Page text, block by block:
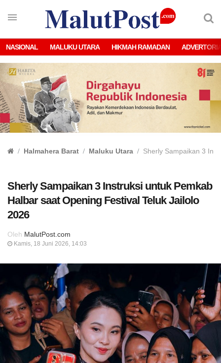
NASIONAL MALUKU UTARA HIKMAH RAMADAN
Halmahera Barat Maluku Utara Sherly Sampaikan 3
Sherly Sampaikan 3 Instruksi untuk Pemkab
Halbar saat Opening Festival Teluk Jailolo
2026
Oleh MalutPost.com
Kamis, 18 Juni 2026, 14:03